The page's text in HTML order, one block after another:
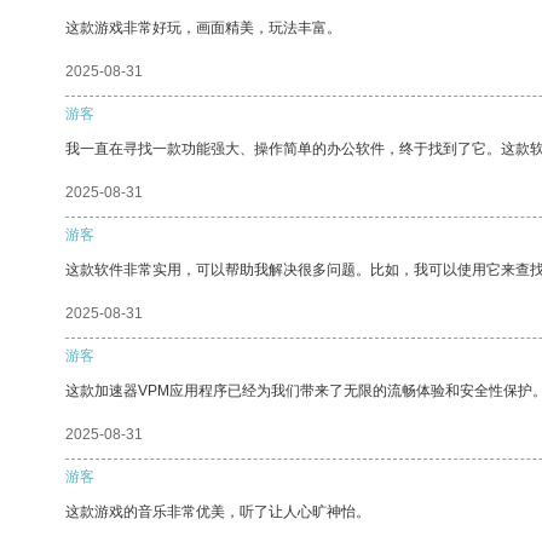
这款游戏非常好玩，画面精美，玩法丰富。
2025-08-31
游客
我一直在寻找一款功能强大、操作简单的办公软件，终于找到了它。这
2025-08-31
游客
这款软件非常实用，可以帮助我解决很多问题。比如，我可以使用它来查
2025-08-31
游客
这款加速器VPM应用程序已经为我们带来了无限的流畅体验和安全性保护
2025-08-31
游客
这款游戏的音乐非常优美，听了让人心旷神怡。